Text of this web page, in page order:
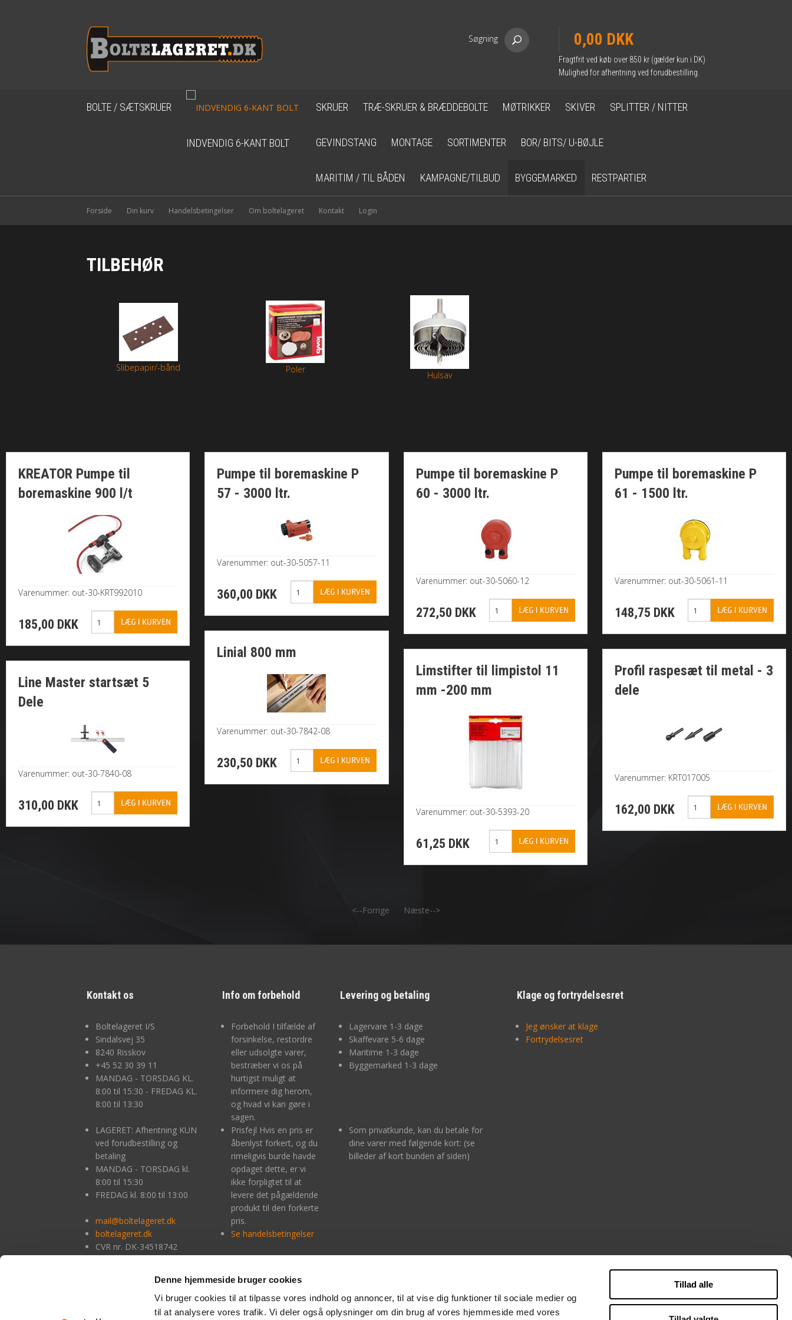
Denne hjemmeside bruger cookies
Vi bruger cookies til at tilpasse vores indhold og annoncer, til at vise dig funktioner til sociale medier og
til at analysere vores trafik. Vi deler også oplysninger om din brug af vores hjemmeside med vores
Tillad alle
0,00 DKK
Fragtfrit ved køb over 850 kr (gælder kun i DK)
Mulighed for afhentning ved forudbestilling.
Søgning
BOLTE / SÆTSKRUER
INDVENDIG 6-KANT BOLT
SKRUER TRÆ-SKRUER & BRÆDDEBOLTE MØTRIKKER SKIVER SPLITTER / NITTER
GEVINDSTANG MONTAGE SORTIMENTER BOR/ BITS/ U-BØJLE
MARITIM / TIL BÅDEN KAMPAGNE/TILBUD BYGGEMARKED RESTPARTIER
Forside Din kurv Handelsbetingelser Om boltelageret Kontakt Login
TILBEHØR
Slibepapir/-bånd Poler
Hulsav
KREATOR Pumpe til
boremaskine 900 l/t
Varenummer: out-30-KRT992010
185,00 DKK
Line Master startsæt 5
Dele
Varenummer: out-30-7840-08
310,00 DKK
Pumpe til boremaskine P
57 - 3000 ltr.
Varenummer: out-30-5057-11
360,00 DKK
Linial 800 mm
Varenummer: out-30-7842-08
230,50 DKK
Pumpe til boremaskine P
60 - 3000 ltr.
Varenummer: out-30-5060-12
272,50 DKK
Limstifter til limpistol 11
mm -200 mm
Varenummer: out-30-5393-20
61,25 DKK
Pumpe til boremaskine P
61 - 1500 ltr.
Varenummer: out-30-5061-11
148,75 DKK
Profil raspesæt til metal - 3
dele
Varenummer: KRT017005
162,00 DKK
<--Forrige Næste-->
Kontakt os
Boltelageret I/S
Sindalsvej 35
8240 Risskov
+45 52 30 39 11
MANDAG - TORSDAG KL.
8:00 til 15:30 - FREDAG KL.
8:00 til 13:30
LAGERET: Afhentning KUN
ved forudbestilling og
betaling
MANDAG - TORSDAG kl.
8:00 til 15:30
FREDAG kl. 8:00 til 13:00
mail@boltelageret.dk
boltelageret.dk
CVR nr. DK-34518742
Info om forbehold
Forbehold I tilfælde af
forsinkelse, restordre
eller udsolgte varer,
bestræber vi os på
hurtigst muligt at
informere dig herom,
og hvad vi kan gøre i
sagen.
Prisfejl Hvis en pris er
åbenlyst forkert, og du
rimeligvis burde havde
opdaget dette, er vi
ikke forpligtet til at
levere det pågældende
produkt til den forkerte
pris.
Se handelsbetingelser
Levering og betaling
Lagervare 1-3 dage
Skaffevare 5-6 dage
Maritime 1-3 dage
Byggemarked 1-3 dage
Som privatkunde, kan du betale for
dine varer med følgende kort: (se
billeder af kort bunden af siden)
Klage og fortrydelsesret
Jeg ønsker at klage
Fortrydelsesret
Visakort Mastercard
Ved bankoverførelse indtast kontonummer:
9233-4577867319
Der kan betales med MobilePay ved afhentning.(Gebyr 10 kr)